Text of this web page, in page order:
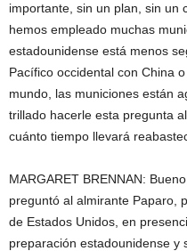
importante, sin un plan, sin un
hemos empleado muchas
estadounidense está menos
Pacífico occidental con China
mundo, las municiones están
trillado hacerle esta pregunta
cuánto tiempo llevará
MARGARET BRENNAN:
preguntó al almirante Paparo,
de Estados Unidos, en
preparación estadounidense y